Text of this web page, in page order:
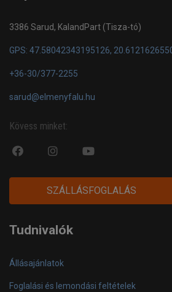
3386 Sarud, KalandPart (Tisza-tó)
GPS: 47.58042343195126,
+36-30/377-2255
sarud@elmenyfalu.hu
Kövess minket:
fa
facebook-
official
instagram
fa
youtube-
play
SZÁLLÁSFOGLALÁS
Tudnivalók
Állásajánlatok
Foglalási és lemondási feltételek